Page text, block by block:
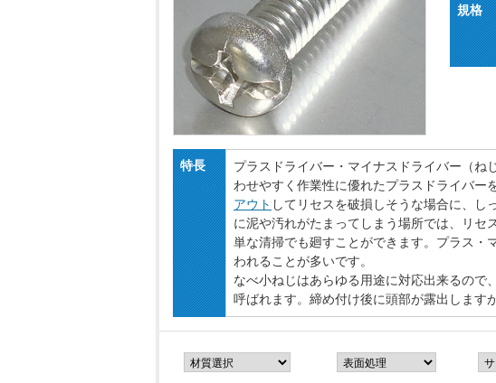
規格
特長 プラスドライバー・マイナスドライバー（ね
わせやすく作業性に優れたプラスドライバー
アウト してリセスを破損しそうな場合に、し
に泥や汚れがたまってしまう場所では、リセ
単な清掃でも廻すことができます。プラス・
われることが多いです。
なべ小ねじはあらゆる用途に対応出来るので、
呼ばれます。締め付け後に頭部が露出します